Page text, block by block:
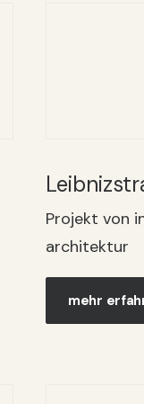
Projekt von
architektur
mehr